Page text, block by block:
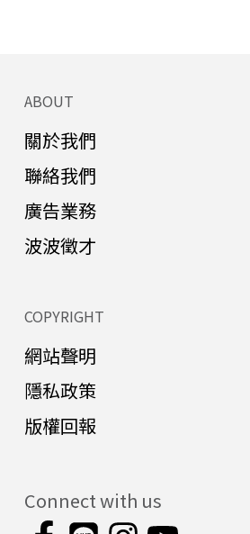
ABOUT
關於我們
聯絡我們
廣告業務
波波徵才
COPYRIGHT
網站聲明
隱私政策
版權回報
Connect with us